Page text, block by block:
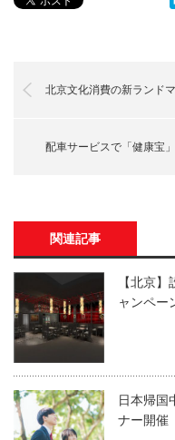
北京文化消費の新ランド
配車サービスで「健康宝
関連記事
【北京
ャンペー
日本帰国
ナー開催